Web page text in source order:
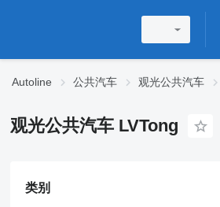
Autoline 公共汽车 观光公共汽车
观光公共汽车 LVTong
类别